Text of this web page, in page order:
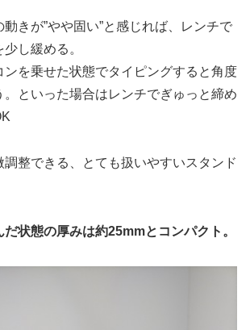
きが”やや固い”と感じれば、レンチで
し緩める。
ンを乗せた状態でタイピングすると角度
。といった場合はレンチでぎゅっと締め
整できる、とても扱いやすいスタンド
状態の厚みは約25mmとコンパクト。